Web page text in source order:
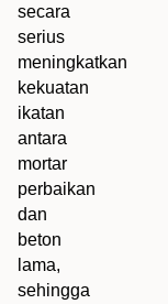
secara
serius
meningkatkan
kekuatan
ikatan
antara
mortar
perbaikan
dan
beton
lama,
sehingga